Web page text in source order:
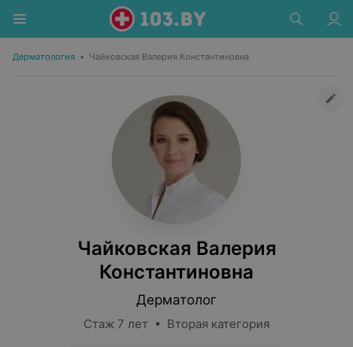
Дерматология • Чайковская Валерия Константиновна
Чайковская Валерия
Константиновна
Дерматолог
Стаж 7 лет • Вторая категория